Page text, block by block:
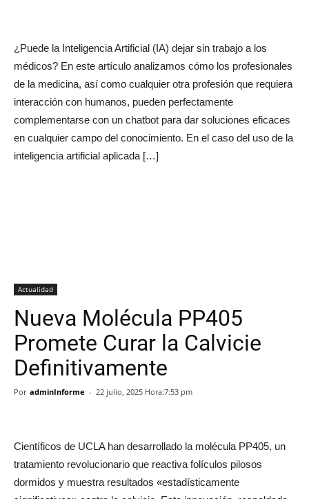
¿Puede la Inteligencia Artificial (IA) dejar sin trabajo a los
médicos? En este artículo analizamos cómo los profesionales
de la medicina, así como cualquier otra profesión que requiera
interacción con humanos, pueden perfectamente
complementarse con un chatbot para dar soluciones eficaces
en cualquier campo del conocimiento. En el caso del uso de la
inteligencia artificial aplicada […]
Actualidad
Nueva Molécula PP405
Promete Curar la Calvicie
Definitivamente
Por adminInforme - 22 julio, 2025 Hora:7:53 pm
Científicos de UCLA han desarrollado la molécula PP405, un
tratamiento revolucionario que reactiva folículos pilosos
dormidos y muestra resultados «estadísticamente